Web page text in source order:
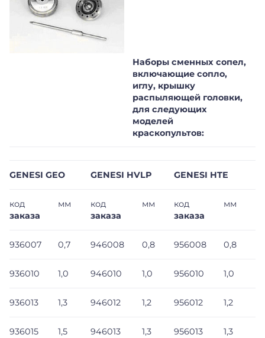
Наборы сменных сопел,
включающие сопло,
иглу, крышку
распыляющей головки,
для следующих
моделей
краскопультов:
GENESI GEO GENESI HVLP GENESI HTE
код
заказа
мм
код
заказа
мм
код
заказа
мм
936007 0,7 946008 0,8 956008 0,8
936010 1,0 946010 1,0 956010 1,0
936013 1,3 946012 1,2 956012 1,2
936015 1,5 946013 1,3 956013 1,3